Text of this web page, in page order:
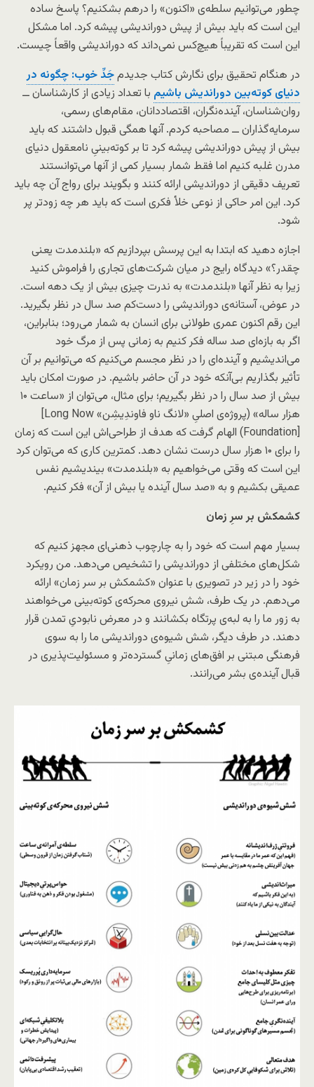
چطور می‌توانیم سلطه‌ی «اکنون» را درهم بشکنیم؟ پاسخ ساده
این است که باید بیش از پیش دوراندیشی پیشه کرد. اما مشکل
این است که تقریباً هیچ‌کس نمی‌داند که دوراندیشی واقعاً چیست.
در هنگام تحقیق برای نگارش کتاب جدیدمجَدِّ خوب: چگونه در
دنیای کوته‌بین دوراندیش باشیم با تعداد زیادی از کارشناسان ــ
روان‌شناسان، آینده‌نگران، اقتصاددانان، مقام‌های رسمی،
سرمایه‌گذاران ــ مصاحبه کردم. آنها همگی قبول داشتند که باید
بیش از پیش دوراندیشی پیشه کرد تا بر کوته‌بینیِ نامعقول دنیای
مدرن غلبه کنیم اما فقط شمار بسیار کمی از آنها می‌توانستند
تعریف دقیقی از دوراندیشی ارائه کنند و بگویند برای رواج آن چه باید
کرد. این امر حاکی از نوعی خلأ فکری است که باید هر چه زودتر پر
شود.
اجازه دهید که ابتدا به این پرسش بپردازیم که «بلندمدت یعنی
چقدر؟» دیدگاه رایج در میان شرکت‌های تجاری را فراموش کنید
زیرا به نظر آنها «بلندمدت» به ندرت چیزی بیش از یک دهه است.
در عوض، آستانه‌ی دوراندیشی را دست‌کم صد سال در نظر بگیرید.
این رقم اکنون عمری طولانی برای انسان به شمار می‌رود؛ بنابراین،
اگر به بازه‌ای صد ساله فکر کنیم به زمانی پس از مرگ خود
می‌اندیشیم و آینده‌ای را در نظر مجسم می‌کنیم که می‌توانیم بر آن
تأثیر بگذاریم بی‌آنکه خود در آن حاضر باشیم. در صورت امکان باید
بیش از صد سال را در نظر بگیریم؛ برای مثال، می‌توان از «ساعت ۱۰
هزار ساله» (پروژه‌ی اصلیِ «لانگ ناو فاوندِیشِن»[Long Now
Foundation]) الهام گرفت که هدف از طراحی‌اش این است که زمان
را برای ۱۰ هزار سال درست نشان دهد. کمترین کاری که می‌توان کرد
این است که وقتی می‌خواهیم به «بلندمدت» بیندیشیم نفس
عمیقی بکشیم و به «صد سال آینده یا بیش از آن» فکر کنیم.
کشمکش بر سرِ زمان
بسیار مهم است که خود را به چارچوب ذهنی‌ای مجهز کنیم که
شکل‌های مختلفی از دوراندیشی را تشخیص می‌دهد. من رویکرد
خود را در زیر در تصویری با عنوان «کشمکش بر سر زمان» ارائه
می‌دهم. در یک طرف، شش نیروی محرکه‌ی کوته‌بینی می‌خواهند
به زور ما را به لبه‌ی پرتگاه بکشانند و در معرض نابودیِ تمدن قرار
دهند. در طرف دیگر، شش شیوه‌ی دوراندیشی ما را به سوی
فرهنگی مبتنی بر افق‌های زمانیِ گسترده‌تر و مسئولیت‌پذیری در
قبال آینده‌ی بشر می‌رانند.